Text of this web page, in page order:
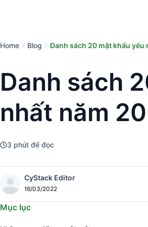
Home Blog Danh sách 20 mật khẩu yếu
Danh sách
nhất năm
3 phút để đọc
CyStack Editor
16/03/2022
Mục lục